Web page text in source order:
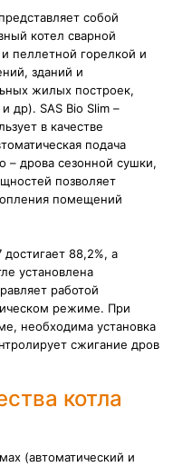
собой
котел сварной
пеллетной горелкой и
зданий и
жилых построек,
др). SAS Bio Slim –
в качестве
подача
– дрова сезонной сушки,
позволяет
помещений
достигает 88,2%, а
установлена
работой
режиме. При
необходима установка
сжигание дров
котла
(автоматический и